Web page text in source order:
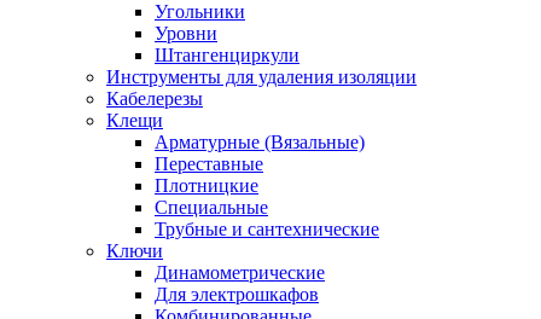
Угольники
Уровни
Штангенциркули
Инструменты для удаления изоляции
Кабелерезы
Клещи
Арматурные (Вязальные)
Переставные
Плотницкие
Специальные
Трубные и сантехнические
Ключи
Динамометрические
Для электрошкафов